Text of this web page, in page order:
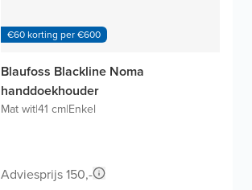
€60 korting per €600
Blaufoss Blackline Noma
handdoekhouder
Mat wit|41 cm|Enkel
Adviesprijs 150,-